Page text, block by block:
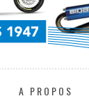
A PROPOS